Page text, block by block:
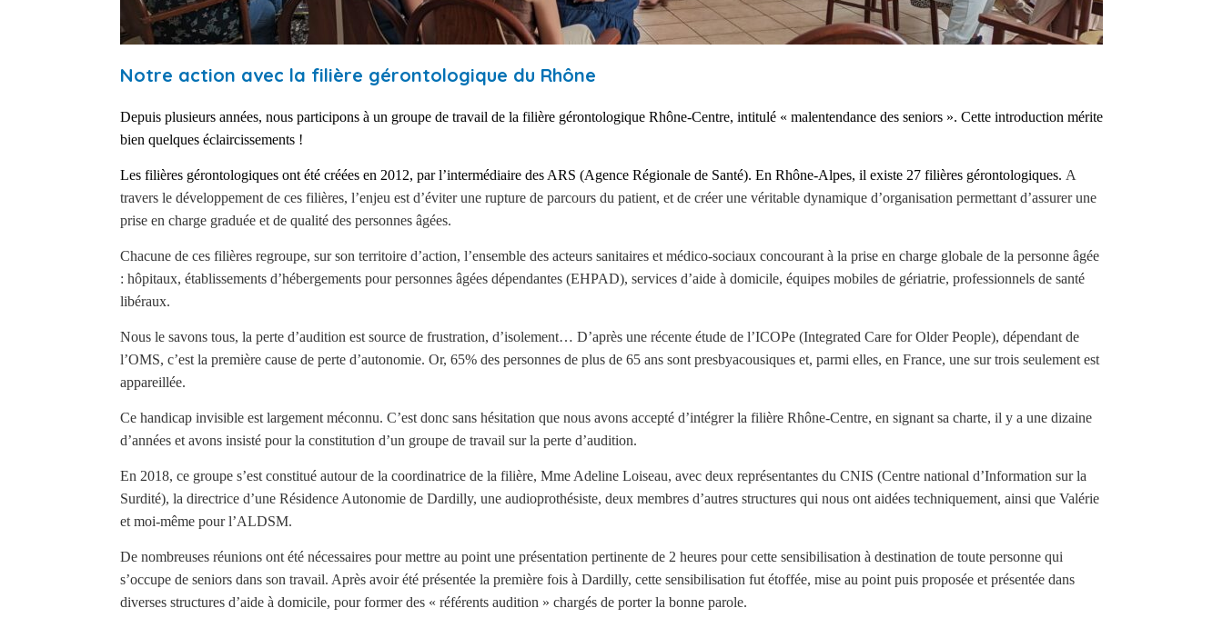
Notre action avec la filière gérontologique du Rhône
Depuis plusieurs années, nous participons à un groupe de travail de la filière gérontologique Rhône-Centre, intitulé « malentendance des seniors ». Cette introduction mérite
bien quelques éclaircissements !
Les filières gérontologiques ont été créées en 2012, par l’intermédiaire des ARS (Agence Régionale de Santé). En Rhône-Alpes, il existe 27 filières gérontologiques. A
travers le développement de ces filières, l’enjeu est d’éviter une rupture de parcours du patient, et de créer une véritable dynamique d’organisation permettant d’assurer une
prise en charge graduée et de qualité des personnes âgées.
Chacune de ces filières regroupe, sur son territoire d’action, l’ensemble des acteurs sanitaires et médico-sociaux concourant à la prise en charge globale de la personne âgée
: hôpitaux, établissements d’hébergements pour personnes âgées dépendantes (EHPAD), services d’aide à domicile, équipes mobiles de gériatrie, professionnels de santé
libéraux.
Nous le savons tous, la perte d’audition est source de frustration, d’isolement… D’après une récente étude de l’ICOPe (Integrated Care for Older People), dépendant de
l’OMS, c’est la première cause de perte d’autonomie. Or, 65% des personnes de plus de 65 ans sont presbyacousiques et, parmi elles, en France, une sur trois seulement est
appareillée.
Ce handicap invisible est largement méconnu. C’est donc sans hésitation que nous avons accepté d’intégrer la filière Rhône-Centre, en signant sa charte, il y a une dizaine
d’années et avons insisté pour la constitution d’un groupe de travail sur la perte d’audition.
En 2018, ce groupe s’est constitué autour de la coordinatrice de la filière, Mme Adeline Loiseau, avec deux représentantes du CNIS (Centre national d’Information sur la
Surdité), la directrice d’une Résidence Autonomie de Dardilly, une audioprothésiste, deux membres d’autres structures qui nous ont aidées techniquement, ainsi que Valérie
et moi-même pour l’ALDSM.
De nombreuses réunions ont été nécessaires pour mettre au point une présentation pertinente de 2 heures pour cette sensibilisation à destination de toute personne qui
s’occupe de seniors dans son travail. Après avoir été présentée la première fois à Dardilly, cette sensibilisation fut étoffée, mise au point puis proposée et présentée dans
diverses structures d’aide à domicile, pour former des « référents audition » chargés de porter la bonne parole.